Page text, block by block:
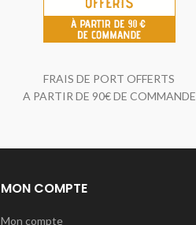
FRAIS DE PORT OFFERTS
A PARTIR DE 90€ DE COMMANDE
MON COMPTE
Mon compte